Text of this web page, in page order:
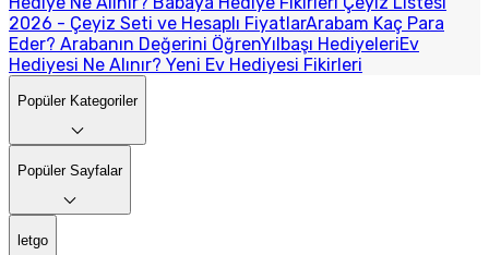
2026 - Çeyiz Seti ve Hesaplı FiyatlarArabam Kaç Para
Eder? Arabanın Değerini ÖğrenYılbaşı HediyeleriEv
Hediyesi Ne Alınır? Yeni Ev Hediyesi Fikirleri
Popüler Kategoriler
Popüler Sayfalar
letgo